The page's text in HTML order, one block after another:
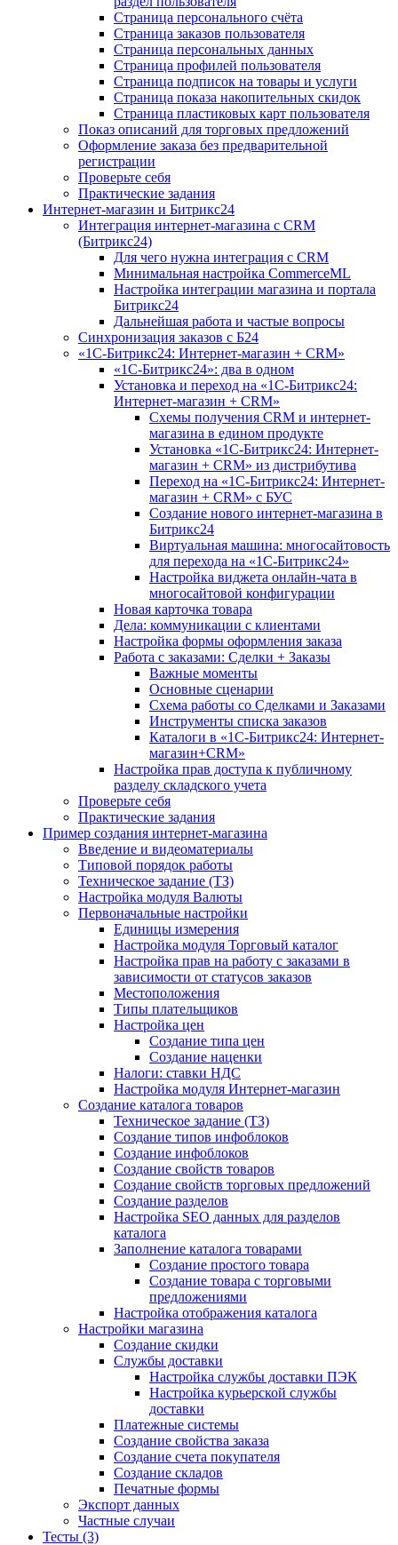
Страница персонального счёта
Страница заказов пользователя
Страница персональных данных
Страница профилей пользователя
Страница подписок на товары и услуги
Страница показа накопительных скидок
Страница пластиковых карт пользователя
Показ описаний для торговых предложений
Оформление заказа без предварительной
регистрации
Проверьте себя
Практические задания
Интернет-магазин и Битрикс24
Интеграция интернет-магазина с CRM
(Битрикс24)
Для чего нужна интеграция с CRM
Минимальная настройка CommerceML
Настройка интеграции магазина и портала
Битрикс24
Дальнейшая работа и частые вопросы
Синхронизация заказов с Б24
«1С-Битрикс24: Интернет-магазин + CRM»
«1С-Битрикс24»: два в одном
Установка и переход на «1С-Битрикс24:
Интернет-магазин + CRM»
Схемы получения CRM и интернет-
магазина в едином продукте
Установка «1С-Битрикс24: Интернет-
магазин + CRM» из дистрибутива
Переход на «1С-Битрикс24: Интернет-
магазин + CRM» с БУС
Создание нового интернет-магазина в
Битрикс24
Виртуальная машина: многосайтовость
для перехода на «1С-Битрикс24»
Настройка виджета онлайн-чата в
многосайтовой конфигурации
Новая карточка товара
Дела: коммуникации с клиентами
Настройка формы оформления заказа
Работа с заказами: Сделки + Заказы
Важные моменты
Основные сценарии
Схема работы со Сделками и Заказами
Инструменты списка заказов
Каталоги в «1С-Битрикс24: Интернет-
магазин+CRM»
Настройка прав доступа к публичному
разделу складского учета
Проверьте себя
Практические задания
Пример создания интернет-магазина
Введение и видеоматериалы
Типовой порядок работы
Техническое задание (ТЗ)
Настройка модуля Валюты
Первоначальные настройки
Единицы измерения
Настройка модуля Торговый каталог
Настройка прав на работу с заказами в
зависимости от статусов заказов
Местоположения
Типы плательщиков
Настройка цен
Создание типа цен
Создание наценки
Налоги: ставки НДС
Настройка модуля Интернет-магазин
Создание каталога товаров
Техническое задание (ТЗ)
Создание типов инфоблоков
Создание инфоблоков
Создание свойств товаров
Создание свойств торговых предложений
Создание разделов
Настройка SEO данных для разделов
каталога
Заполнение каталога товарами
Создание простого товара
Создание товара с торговыми
предложениями
Настройка отображения каталога
Настройки магазина
Создание скидки
Службы доставки
Настройка службы доставки ПЭК
Настройка курьерской службы
доставки
Платежные системы
Создание свойства заказа
Создание счета покупателя
Создание складов
Печатные формы
Экспорт данных
Частные случаи
Тесты (3)